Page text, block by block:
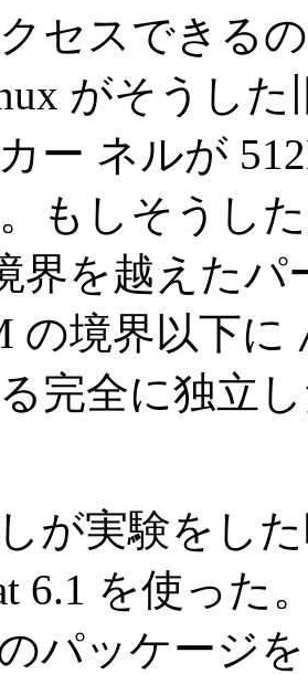
セスできる
がそうし
ー ネルが
もしそうし
界を越えた
の境界以下に
完全に独立
が実験をし
6.1 を使っ
パッケージ